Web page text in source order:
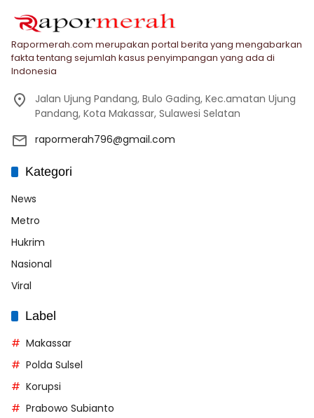
Rapormerah.com merupakan portal berita yang mengabarkan
fakta tentang sejumlah kasus penyimpangan yang ada di
Indonesia
Jalan Ujung Pandang, Bulo Gading, Kec.amatan Ujung
Pandang, Kota Makassar, Sulawesi Selatan
rapormerah796@gmail.com
Kategori
News
Metro
Hukrim
Nasional
Viral
Label
Makassar
Polda Sulsel
Korupsi
Prabowo Subianto